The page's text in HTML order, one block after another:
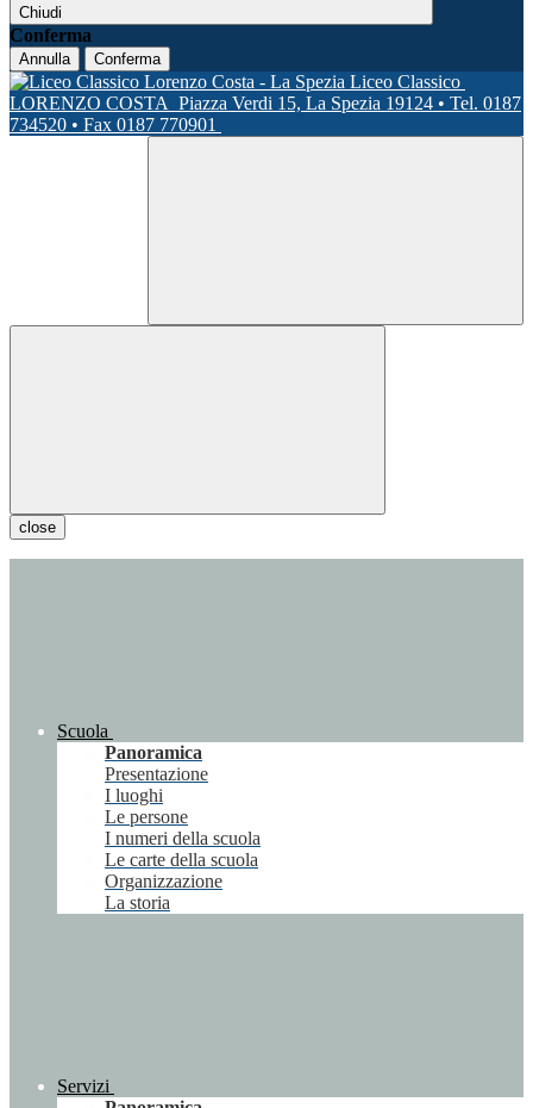
Chiudi
Conferma
Annulla Conferma
Liceo Classico
LORENZO COSTA Piazza Verdi 15, La Spezia 19124 • Tel. 0187
734520 • Fax 0187 770901
close
Scuola
Panoramica
Presentazione
I luoghi
Le persone
I numeri della scuola
Le carte della scuola
Organizzazione
La storia
Servizi